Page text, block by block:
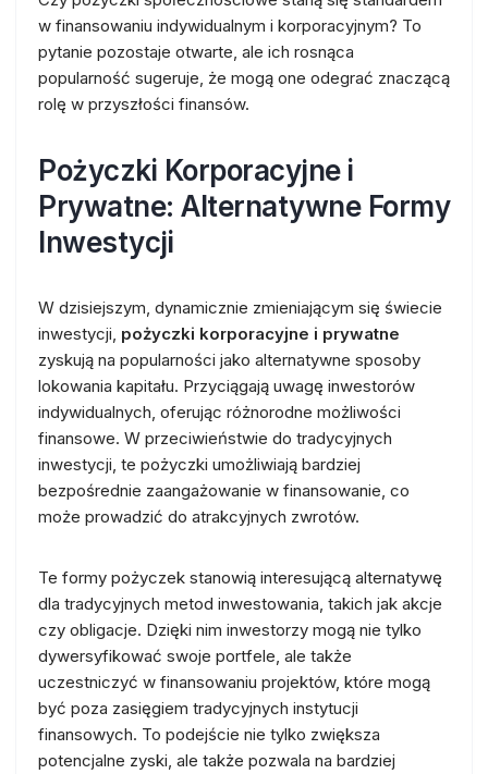
w finansowaniu indywidualnym i korporacyjnym? To
pytanie pozostaje otwarte, ale ich rosnąca
popularność sugeruje, że mogą one odegrać znaczącą
rolę w przyszłości finansów.
Pożyczki Korporacyjne i
Prywatne: Alternatywne Formy
Inwestycji
W dzisiejszym, dynamicznie zmieniającym się świecie
inwestycji, pożyczki korporacyjne i prywatne
zyskują na popularności jako alternatywne sposoby
lokowania kapitału. Przyciągają uwagę inwestorów
indywidualnych, oferując różnorodne możliwości
finansowe. W przeciwieństwie do tradycyjnych
inwestycji, te pożyczki umożliwiają bardziej
bezpośrednie zaangażowanie w finansowanie, co
może prowadzić do atrakcyjnych zwrotów.
Te formy pożyczek stanowią interesującą alternatywę
dla tradycyjnych metod inwestowania, takich jak akcje
czy obligacje. Dzięki nim inwestorzy mogą nie tylko
dywersyfikować swoje portfele, ale także
uczestniczyć w finansowaniu projektów, które mogą
być poza zasięgiem tradycyjnych instytucji
finansowych. To podejście nie tylko zwiększa
potencjalne zyski, ale także pozwala na bardziej